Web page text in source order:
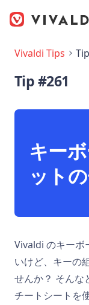
Vivaldi Tips
Tip #261
キー
ット
Vivaldi のキーボ
いけど、キーの
せんか？ そんな
チートシートを